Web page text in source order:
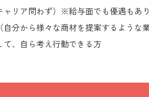
ャリア問わず）※給与面でも優遇もあり
分から様々な商材を提案するような業
、自ら考え行動できる方